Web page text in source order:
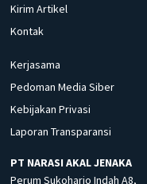
Kirim Artikel
Kontak
Kerjasama
Pedoman Media Siber
Kebijakan Privasi
Laporan Transparansi
PT NARASI AKAL JENAKA
Perum Sukoharjo Indah A8,